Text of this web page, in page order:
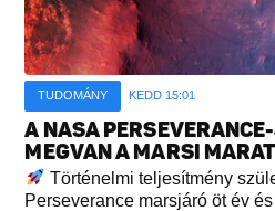
TUDOMÁNY KEDD 15:01
A NASA
MEGVAN A MARSI
Történelmi teljesítmény
Perseverance marsjáró öt év